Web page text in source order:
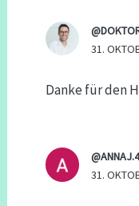
31.
Danke für den
31.